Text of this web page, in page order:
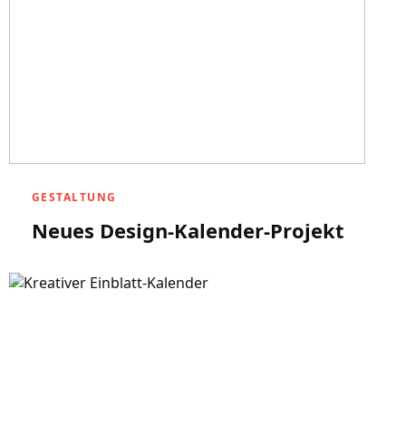
GESTALTUNG
Neues Design-Kalender-Projekt